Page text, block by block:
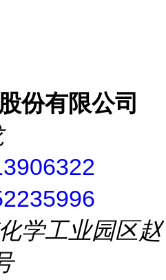
份有限公司
学工业园区赵